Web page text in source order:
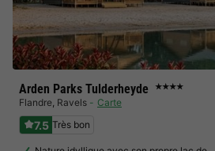
Arden Parks Tulderheyde ★★★★
Flandre, Ravels Carte
7.5 Très bon